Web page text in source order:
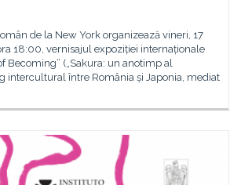
de la New York organizează vineri, 17
18:00, vernisajul expoziției internaționale
Becoming” („Sakura: un anotimp al
intercultural între România și Japonia, mediat